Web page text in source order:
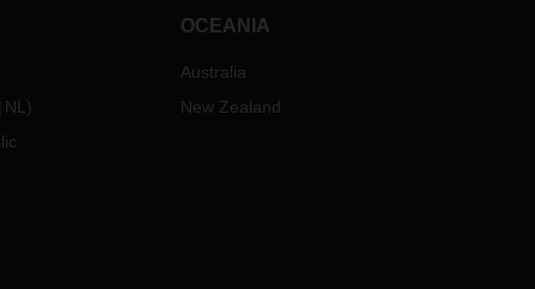
NL )
OCEANIA
Australia
New Zealand